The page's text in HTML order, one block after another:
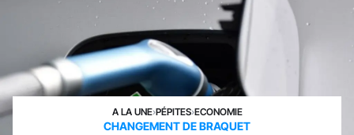
A LA UNE›PÉPITES›ECONOMIE
CHANGEMENT DE BRAQUET